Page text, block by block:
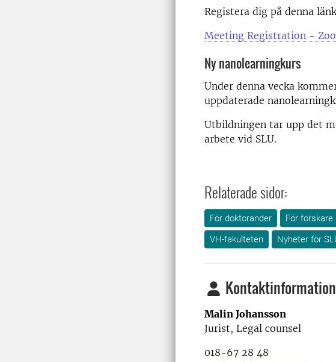
Registera dig på denna
Meeting Registration -
Ny nanolearningkurs
Under denna vecka
uppdaterade
Utbildningen tar upp det
arbete vid SLU.
Relaterade sidor:
För doktorander För forskare
VH-fakulteten
Nyheter för
Kontaktinformation
Malin Johansson
Jurist, Legal counsel
018-67 28 48